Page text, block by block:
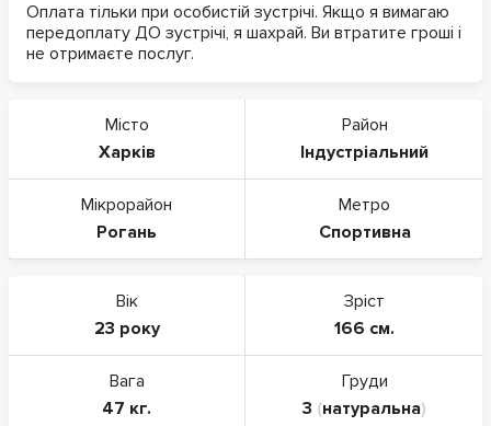
Оплата тільки при особистій зустрічі. Якщо я вимагаю
передоплату ДО зустрічі, я шахрай. Ви втратите гроші і
не отримаєте послуг.
Місто
Харків
Район
Індустріальний
Мікрорайон
Рогань
Метро
Спортивна
Вік
23 року
Зріст
166 см.
Вага
47 кг.
Груди
3 (натуральна)